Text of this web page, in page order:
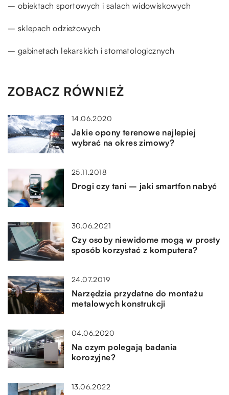
– obiektach sportowych i salach widowiskowych
– sklepach odzieżowych
– gabinetach lekarskich i stomatologicznych
ZOBACZ RÓWNIEŻ
14.06.2020
Jakie opony terenowe najlepiej
wybrać na okres zimowy?
25.11.2018
Drogi czy tani – jaki smartfon nabyć
30.06.2021
Czy osoby niewidome mogą w prosty
sposób korzystać z komputera?
24.07.2019
Narzędzia przydatne do montażu
metalowych konstrukcji
04.06.2020
Na czym polegają badania
korozyjne?
13.06.2022